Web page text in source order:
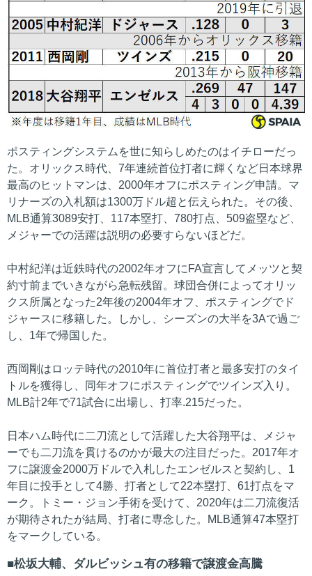
ポスティングシステムを世に知らしめたのはイチローだっ
た。オリックス時代、7年連続首位打者に輝くなど日本球界
最高のヒットマンは、2000年オフにポスティング申請。マ
リナーズの入札額は1300万ドル超と伝えられた。その後、
MLB通算3089安打、117本塁打、780打点、509盗塁など、
メジャーでの活躍は説明の必要すらないほどだ。
中村紀洋は近鉄時代の2002年オフにFA宣言してメッツと契
約寸前までいきながら急転残留。球団合併によってオリッ
クス所属となった2年後の2004年オフ、ポスティングでド
ジャースに移籍した。しかし、シーズンの大半を3Aで過ご
し、1年で帰国した。
西岡剛はロッテ時代の2010年に首位打者と最多安打のタイ
トルを獲得し、同年オフにポスティングでツインズ入り。
MLB計2年で71試合に出場し、打率.215だった。
日本ハム時代に二刀流として活躍した大谷翔平は、メジャ
ーでも二刀流を貫けるのかが最大の注目だった。2017年オ
フに譲渡金2000万ドルで入札したエンゼルスと契約し、1
年目に投手として4勝、打者として22本塁打、61打点をマ
ーク。トミー・ジョン手術を受けて、2020年は二刀流復活
が期待されたが結局、打者に専念した。MLB通算47本塁打
をマークしている。
松坂大輔、ダルビッシュ有の移籍で譲渡金高騰